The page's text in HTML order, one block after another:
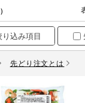
)
先どり注文とは